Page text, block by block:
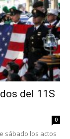
del 11S
0
sábado los actos